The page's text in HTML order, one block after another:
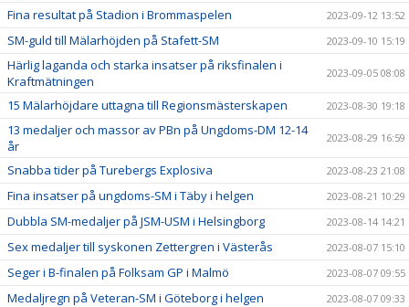
Fina resultat på Stadion i Brommaspelen 2023-09-12 13:52
SM-guld till Mälarhöjden på Stafett-SM 2023-09-10 15:19
Härlig laganda och starka insatser på riksfinalen i
Kraftmätningen
2023-09-05 08:08
15 Mälarhöjdare uttagna till Regionsmästerskapen 2023-08-30 19:18
13 medaljer och massor av PBn på Ungdoms-DM 12-14
år
2023-08-29 16:59
Snabba tider på Turebergs Explosiva 2023-08-23 21:08
Fina insatser på ungdoms-SM i Täby i helgen 2023-08-21 10:29
Dubbla SM-medaljer på JSM-USM i Helsingborg 2023-08-14 14:21
Sex medaljer till syskonen Zettergren i Västerås 2023-08-07 15:10
Seger i B-finalen på Folksam GP i Malmö 2023-08-07 09:55
Medaljregn på Veteran-SM i Göteborg i helgen 2023-08-07 09:33